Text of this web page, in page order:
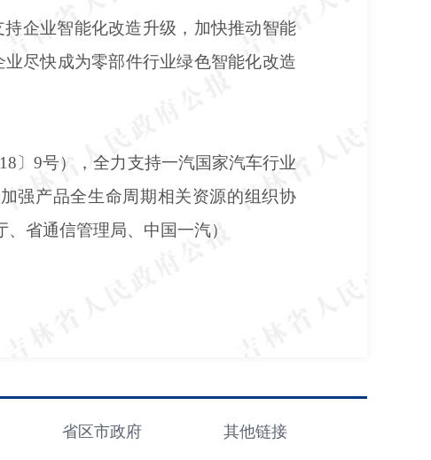
企业智能化改造升级，加快推动智能
尽快成为零部件行业绿色智能化改造
〕9号），全力支持一汽国家汽车行业
强产品全生命周期相关资源的组织协
省通信管理局、中国一汽）
省区市政府 其他链接